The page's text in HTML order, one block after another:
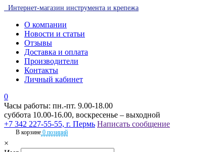
Интернет-магазин инструмента и крепежа
О компании
Новости и статьи
Отзывы
Доставка и оплата
Производители
Контакты
Личный кабинет
0
Часы работы: пн.-пт. 9.00-18.00
суббота 10.00-16.00, воскресенье – выходной
+7 342 227-55-55, г. Пермь Написать сообщение
В корзине 0 позиций
×